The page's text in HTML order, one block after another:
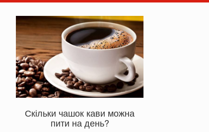
Скільки чашок кави можна
пити на день?